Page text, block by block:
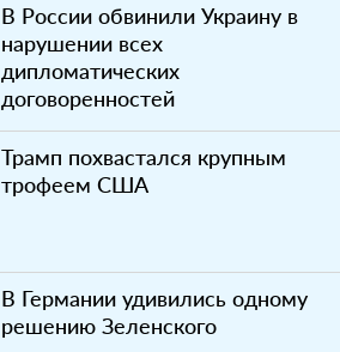
В России обвинили Украину в
нарушении всех
дипломатических
договоренностей
Трамп похвастался крупным
трофеем США
В Германии удивились одному
решению Зеленского